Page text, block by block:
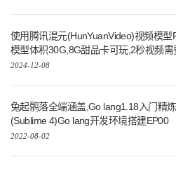
使用腾讯混元(HunYuanVideo)视频模
模型体积30G,8G甜品卡可玩,2秒视频需
2024-12-08
兔起鹘落全端涵盖,Go lang1.18入门精
(Sublime 4)Go lang开发环境搭建EP00
2022-08-02